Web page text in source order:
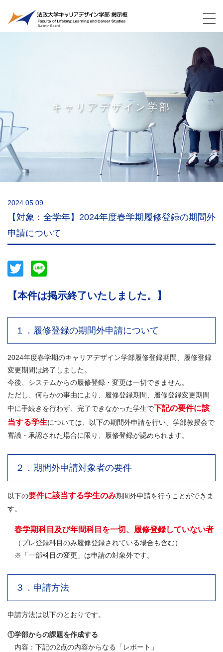
キャリアデザイン学部
2024.05.09
【対象：全学年】2024年度春学期履修登録の期間外
申請について
Twitter
【本件は掲示終了いたしました。】
１．履修登録の期間外申請について
2024年度春学期のキャリアデザイン学部履修登録期間、履修登録
変更期間は終了しました。
今後、システムからの履修登録・変更は一切できません。
ただし、何らかの事由により、履修登録期間、履修登録変更期間
中に手続きを行わず、完了できなかった学生で下記の要件に該
当する学生については、以下の期間外申請を行い、学部教授会で
審議・承認された場合に限り、履修登録が認められます。
２．期間外申請対象者の要件
以下の要件に該当する学生のみ期間外申請を行うことができま
す。
春学期科目及び年間科目を一切、履修登録していない者
（プレ登録科目のみ履修登録されている場合も含む）
※「一部科目の変更」は申請の対象外です。
３．申請方法
申請方法は以下のとおりです。
①学部からの課題を作成する
内容：下記の2点の内容からなる「レポート」